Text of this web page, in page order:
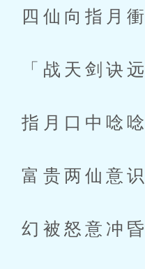
四仙向指月衝
「战天剑诀远
指月口中唸唸
富贵两仙意识
幻被怒意冲昏